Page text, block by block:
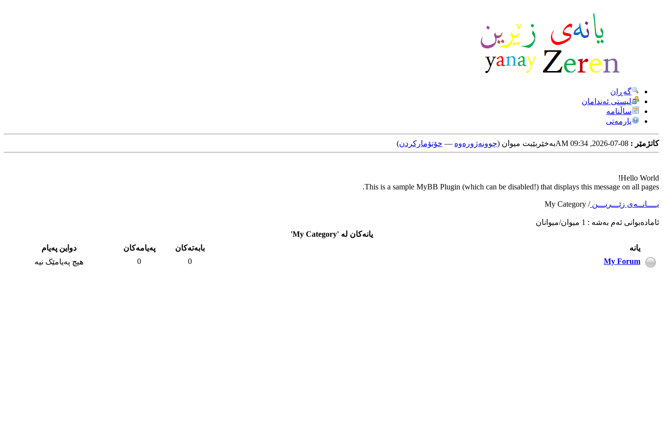
گه‌ڕان
لیستی ئه‌ندامان
ساڵنامه
یارمه‌تی
کاتژمێر : به‌خێربێیت میوان (چوونه‌ژوره‌وه‌ — خۆتۆمارکردن)
Hello World!
This is a sample MyBB Plugin (which can be disabled!) that displays this message on all pages.
یــــانــه‌ی زێـــریـــن/
My Category
ئاماده‌بوانی ئه‌م به‌شه‌ : 1 میوان/میوانان
یانه‌كان له‌ 'My Category'
یانه‌
بابه‌ته‌کان په‌یامه‌كان
دواین په‌یام
My Forum
0
0 هیچ په‌یامێک نیه‌